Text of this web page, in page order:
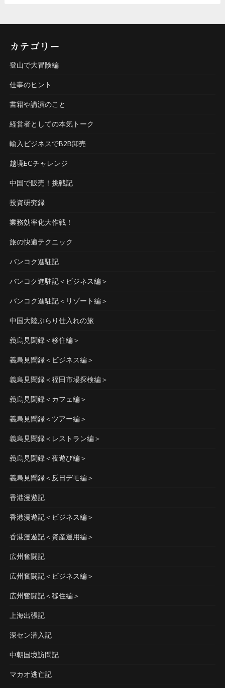
カテゴリー
登山で大冒険編
仕事のヒント
書籍や講演のこと
経営者としての本気トーク
輸入ビジネスでB2B卸売
越境ECチャレンジ
中国で販売！挑戦記
投資研究録
業務効率化大作戦！
旅の快適テクニック
バンコク進駐記
バンコク進駐記＜ビジネス編＞
バンコク進駐記＜リゾート編＞
中国大陸ぶらり仕入れの旅
義烏見聞録＜移住編＞
義烏見聞録＜ビジネス編＞
義烏見聞録＜福田市場探検編＞
義烏見聞録＜カフェ編＞
義烏見聞録＜ツアー編＞
義烏見聞録＜レストラン編＞
義烏見聞録＜夜遊び編＞
義烏見聞録＜反日デモ編＞
香港漫遊記
香港漫遊記＜ビジネス編＞
香港漫遊記＜資産運用編＞
広州奮闘記
広州奮闘記＜ビジネス編＞
広州奮闘記＜移住編＞
上海出張記
深セン潜入記
中朝国境訪問記
マカオ逃亡記